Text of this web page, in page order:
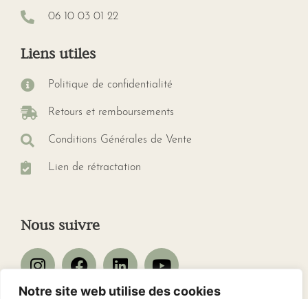
Notre site web utilise des cookies
06 10 03 01 22
Liens utiles
Politique de confidentialité
Retours et remboursements
Conditions Générales de Vente
Lien de rétractation
Nous suivre